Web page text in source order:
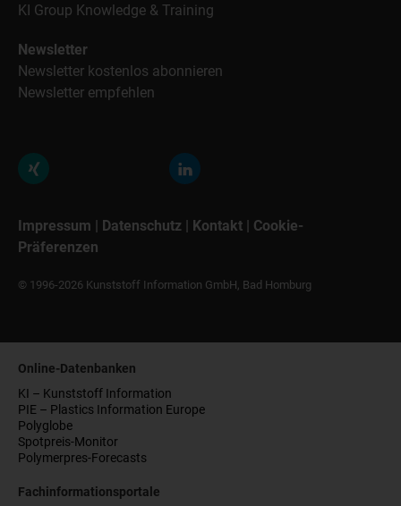
KI Group Knowledge & Training
Newsletter
Newsletter kostenlos abonnieren
Newsletter empfehlen
Impressum | Datenschutz | Kontakt | Cookie-
Präferenzen
© 1996-2026 Kunststoff Information GmbH, Bad Homburg
Online-Datenbanken
KI – Kunststoff Information
PIE – Plastics Information Europe
Polyglobe
Spotpreis-Monitor
Polymerpres-Forecasts
Fachinformationsportale